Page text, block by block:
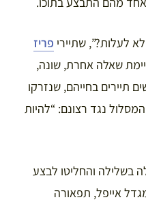
לעלות?”, שתיירי פריז
שאלה אחרת, שונה,
תיירים בחייהם, שנזרקו
נגד רצונם: “להיות
בשלילה והחליטו לבצע
אייפל, תפאורה